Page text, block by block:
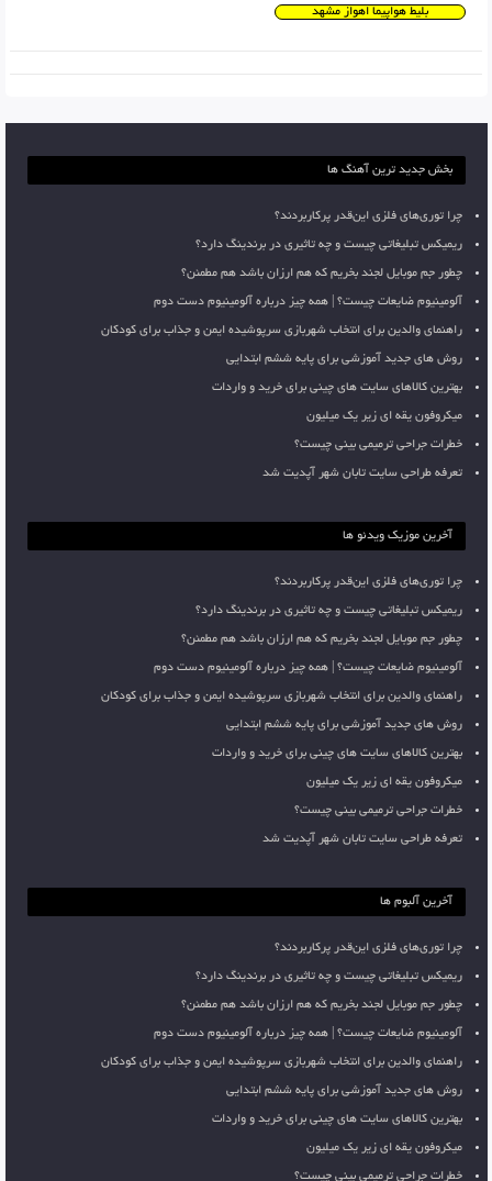
بلیط هواپیما اهواز مشهد
بخش جدید ترین آهنگ ها
چرا توری‌های فلزی این‌قدر پرکاربردند؟
ریمیکس تبلیغاتی چیست و چه تاثیری در برندینگ دارد؟
چطور جم موبایل لجند بخریم که هم ارزان باشد هم مطمئن؟
آلومینیوم ضایعات چیست؟ | همه چیز درباره آلومینیوم دست دوم
راهنمای والدین برای انتخاب شهربازی سرپوشیده ایمن و جذاب برای کودکان
روش های جدید آموزشی برای پایه ششم ابتدایی
بهترین کالاهای سایت های چینی برای خرید و واردات
میکروفون یقه ای زیر یک میلیون
خطرات جراحی ترمیمی بینی چیست؟
تعرفه طراحی سایت تابان شهر آپدیت شد
آخرین موزیک ویدئو ها
چرا توری‌های فلزی این‌قدر پرکاربردند؟
ریمیکس تبلیغاتی چیست و چه تاثیری در برندینگ دارد؟
چطور جم موبایل لجند بخریم که هم ارزان باشد هم مطمئن؟
آلومینیوم ضایعات چیست؟ | همه چیز درباره آلومینیوم دست دوم
راهنمای والدین برای انتخاب شهربازی سرپوشیده ایمن و جذاب برای کودکان
روش های جدید آموزشی برای پایه ششم ابتدایی
بهترین کالاهای سایت های چینی برای خرید و واردات
میکروفون یقه ای زیر یک میلیون
خطرات جراحی ترمیمی بینی چیست؟
تعرفه طراحی سایت تابان شهر آپدیت شد
آخرین آلبوم ها
چرا توری‌های فلزی این‌قدر پرکاربردند؟
ریمیکس تبلیغاتی چیست و چه تاثیری در برندینگ دارد؟
چطور جم موبایل لجند بخریم که هم ارزان باشد هم مطمئن؟
آلومینیوم ضایعات چیست؟ | همه چیز درباره آلومینیوم دست دوم
راهنمای والدین برای انتخاب شهربازی سرپوشیده ایمن و جذاب برای کودکان
روش های جدید آموزشی برای پایه ششم ابتدایی
بهترین کالاهای سایت های چینی برای خرید و واردات
میکروفون یقه ای زیر یک میلیون
خطرات جراحی ترمیمی بینی چیست؟